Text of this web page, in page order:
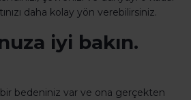
daha kolay yön verebilirsiniz.
iyi bakın.
bedeniniz var ve ona gerçekten